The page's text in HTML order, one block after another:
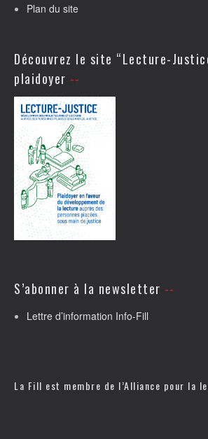
Plan du site
Découvrez le site “Lecture-
plaidoyer
S’abonner à la newsletter
Lettre d’information Info-Fill
La Fill est membre de l’Alliance pour la